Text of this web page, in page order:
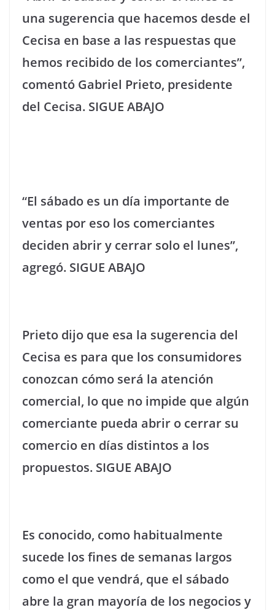
una sugerencia que hacemos desde el
Cecisa en base a las respuestas que
hemos recibido de los comerciantes”,
comentó Gabriel Prieto, presidente
del Cecisa. SIGUE ABAJO
“El sábado es un día importante de
ventas por eso los comerciantes
deciden abrir y cerrar solo el lunes”,
agregó. SIGUE ABAJO
Prieto dijo que esa la sugerencia del
Cecisa es para que los consumidores
conozcan cómo será la atención
comercial, lo que no impide que algún
comerciante pueda abrir o cerrar su
comercio en días distintos a los
propuestos. SIGUE ABAJO
Es conocido, como habitualmente
sucede los fines de semanas largos
como el que vendrá, que el sábado
abre la gran mayoría de los negocios y